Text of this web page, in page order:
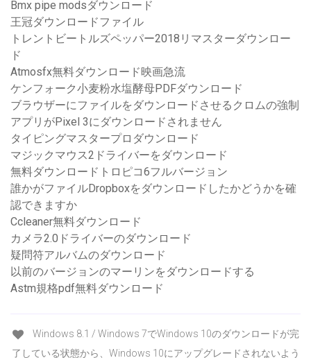
Bmx pipe modsダウンロード
王冠ダウンロードファイル
トレントビートルズペッパー2018リマスターダウンロー
ド
Atmosfx無料ダウンロード映画急流
ケンフォーク小麦粉水塩酵母PDFダウンロード
ブラウザーにファイルをダウンロードさせるクロムの強制
アプリがPixel 3にダウンロードされません
タイピングマスタープロダウンロード
マジックマウス2ドライバーをダウンロード
無料ダウンロードトロピコ6フルバージョン
誰かがファイルDropboxをダウンロードしたかどうかを確
認できますか
Ccleaner無料ダウンロード
カメラ2.0ドライバーのダウンロード
疑問符アルバムのダウンロード
以前のバージョンのマーリンをダウンロードする
Astm規格pdf無料ダウンロード
Windows 8.1 / Windows 7でWindows 10のダウンロードが完
了している状態から、Windows 10にアップグレードされないよう